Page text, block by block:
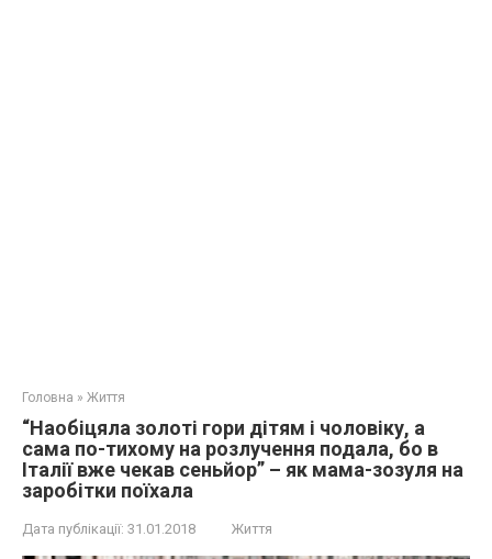
Головна » Життя
“Наобіцяла золоті гори дітям і чоловіку, а
сама по-тихому на розлучення подала, бо в
Італії вже чекав сеньйор” – як мама-зозуля на
заробітки поїхала
Дата публікації: 31.01.2018 Життя